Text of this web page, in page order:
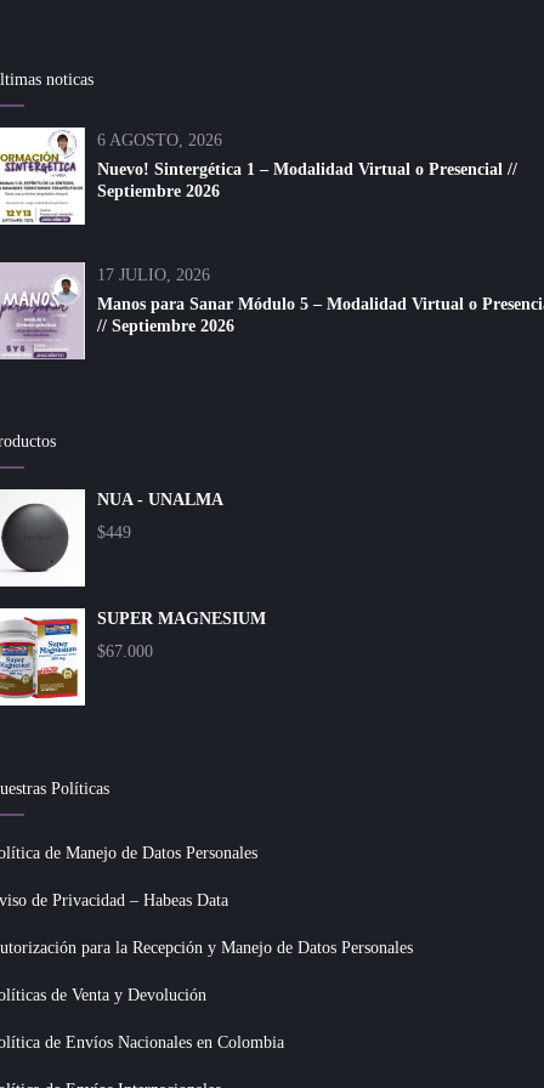
noticas
6 AGOSTO, 2026
Nuevo! Sintergética 1 – Modalidad Virtual o Presencial //
Septiembre 2026
17 JULIO, 2026
Manos para Sanar Módulo 5 – Modalidad Virtual o
// Septiembre 2026
NUA - UNALMA
$449
SUPER MAGNESIUM
$67.000
Políticas
de Manejo de Datos Personales
de Privacidad – Habeas Data
para la Recepción y Manejo de Datos Personales
de Venta y Devolución
de Envíos Nacionales en Colombia